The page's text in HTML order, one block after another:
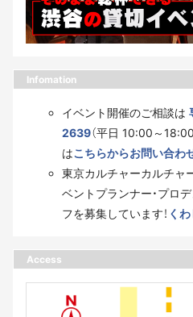
Infomation
イベント開催のご相談は
2639（平日 10:00～
はこちらからお問い合わ
東京カルチャーカルチャ
ベントプランナー・プロ
フを募集しています！ く
Access